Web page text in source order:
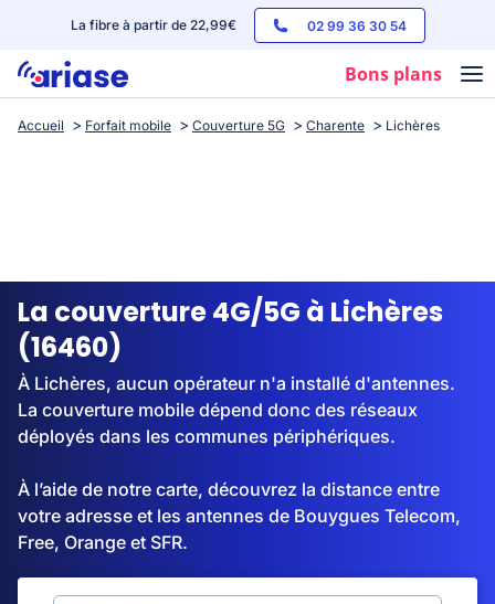
La fibre à partir de 22,99€ 02 99 36 30 54
Bons plans
Box internet
Streaming
Accueil Forfait mobile Couverture 5G Charente Lichères
La couverture 4G/5G à Lichères
(16460)
À Lichères, aucun opérateur n'a installé d'antennes.
La couverture mobile dépend donc des réseaux
déployés dans les communes périphériques.
À l’aide de notre carte, découvrez la distance entre
votre adresse et les antennes de Bouygues Telecom,
Free, Orange et SFR.